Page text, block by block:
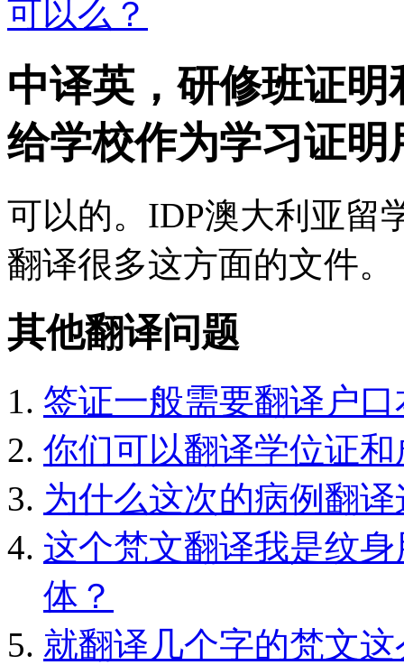
可以么？
中译英，研修班证
给学校作为学习证
可以的。IDP澳大利亚留
翻译很多这方面的文件。
其他翻译问题
签证一般需要翻译户
你们可以翻译学位证
为什么这次的病例翻
这个梵文翻译我是纹
体？
就翻译几个字的梵文